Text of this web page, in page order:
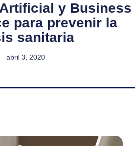
y Business
para prevenir la
sanitaria
abril 3, 2020